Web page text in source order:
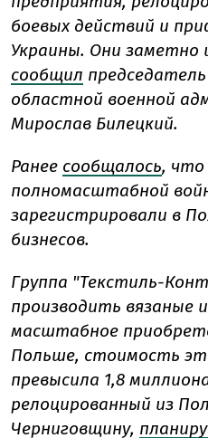
боевых действий и
Украины. Они заметно
сообщил
областной военной
Мирослав Билецкий.
Ранее сообщалось, что
полномасштабной
зарегистрировали в
бизнесов.
Группа "Текстиль-
производить вязаные
масштабное
Польше, стоимость
превысила 1,8
релоцированный из
Черниговщину,